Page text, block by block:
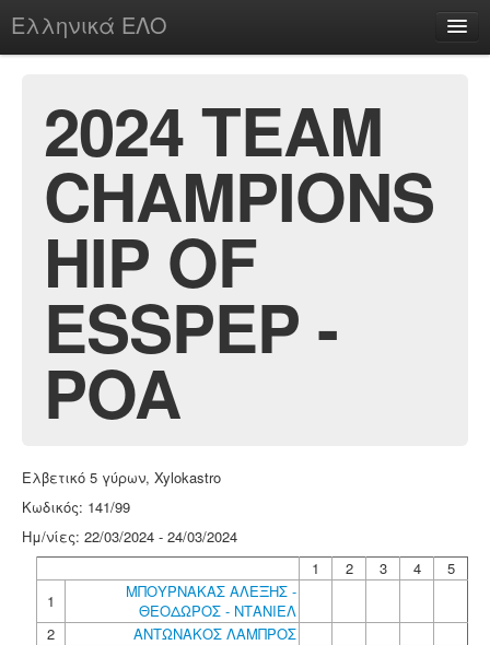
Ελληνικά ΕΛΟ
chesstu.be @ discord
Login
2024 TEAM
CHAMPIONS
HIP OF
ESSPEP -
POA
Ελβετικό 5 γύρων, Xylokastro
Κωδικός: 141/99
Ημ/νίες: 22/03/2024 - 24/03/2024
1
2 3 4
5
1
ΜΠΟΥΡΝΑΚΑΣ ΑΛΕΞΗΣ -
ΘΕΟΔΩΡΟΣ - ΝΤΑΝΙΕΛ
2
ΑΝΤΩΝΑΚΟΣ ΛΑΜΠΡΟΣ